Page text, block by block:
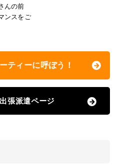
んの前
ンスをご
ティーに呼ぼう！
張派遣ページ